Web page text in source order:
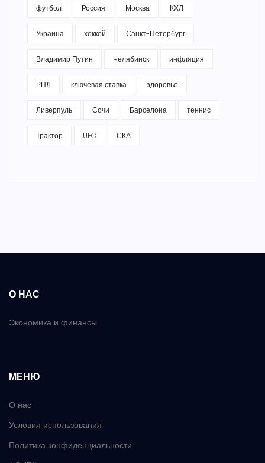
футбол Россия Москва КХЛ
Украина хоккей Санкт-Петербург
Владимир Путин Челябинск инфляция
РПЛ ключевая ставка здоровье
Ливерпуль Сочи Барселона теннис
Трактор UFC СКА
О НАС
Экономика и финансы
МЕНЮ
О нас
Условия использования
Политика конфиденциальности